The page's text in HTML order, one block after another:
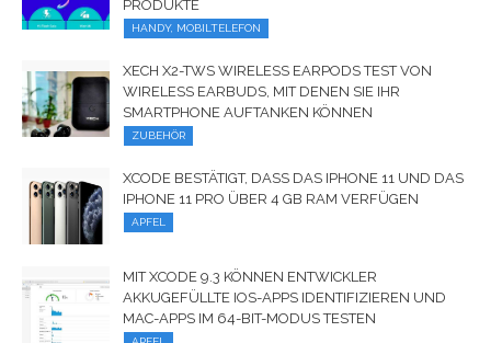
PRODUKTE
HANDY, MOBILTELEFON
XECH X2-TWS WIRELESS EARPODS TEST VON
WIRELESS EARBUDS, MIT DENEN SIE IHR
SMARTPHONE AUFTANKEN KÖNNEN
ZUBEHÖR
XCODE BESTÄTIGT, DASS DAS IPHONE 11 UND DAS
IPHONE 11 PRO ÜBER 4 GB RAM VERFÜGEN
APFEL
MIT XCODE 9.3 KÖNNEN ENTWICKLER
AKKUGEFÜLLTE IOS-APPS IDENTIFIZIEREN UND
MAC-APPS IM 64-BIT-MODUS TESTEN